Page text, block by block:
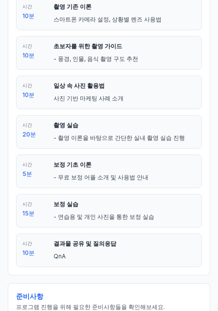
시간
10분
촬영 기존 이론
스마트폰 카메라 설정, 상황별 렌즈 사용법
시간
10분
초보자를 위한 촬영 가이드
- 풍경, 인물, 음식 촬영 구도 추천
시간
10분
일상 속 사진 활용법
사진 기반 마케팅 사례 소개
시간
20분
촬영 실습
- 촬영 이론을 바탕으로 간단한 실내 촬영 실습 진행
시간
5분
보정 기초 이론
- 무료 보정 어플 소개 및 사용법 안내
시간
15분
보정 실습
- 연습용 및 개인 사진을 통한 보정 실습
시간
10분
결과물 공유 및 질의응답
QnA
준비사항
프로그램 진행을 위해 필요한 준비사항들을 확인해보세요.